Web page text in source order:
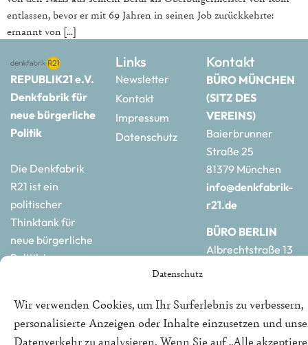
Datenschutz
Wir verwenden Cookies, um Ihr Surferlebnis zu verbessern,
personalisierte Anzeigen oder Inhalte einzusetzen und
Datenverkehr zu analysieren. Wenn Sie auf „Alle
entlassen, bevor er mit 69 Jahren in seinen Job zurückkehrte:
ernannt von […]
REPUBLIK21 e.V.
Denkfabrik für
neue bürgerliche
Politik
Die Denkfabrik
R21 ist ein
politischer
Thinktank für
neue bürgerliche
Politik in
Links
Newsletter
Kontakt
Impressum
Datenschutz
Kontakt
BÜRO MÜNCHEN
(SITZ DES
VEREINS)
Baierbrunner
Straße 25
81379 München
info@denkfabrik-
r21.de
BÜRO BERLIN
Albrechtstraße 13
r21.de